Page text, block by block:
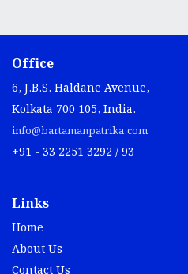
Office
6, J.B.S. Haldane Avenue,
Kolkata 700 105, India.
info@bartamanpatrika.com
+91 - 33 2251 3292 / 93
Links
Home
About Us